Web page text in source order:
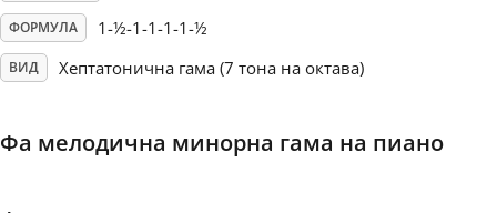
Español
ФОРМУЛА 1-½-1-1-1-1-½
ВИД Хептатонична гама (7 тона на октава)
Фа мелодична минорна гама на пиано